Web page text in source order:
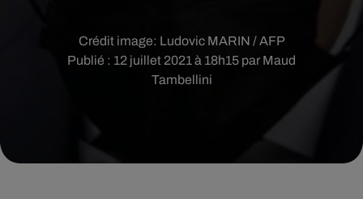
Publié : 12 juillet 2021 à 18h15 par Maud
Tambellini
Crédit image: Ludovic MARIN / AFP